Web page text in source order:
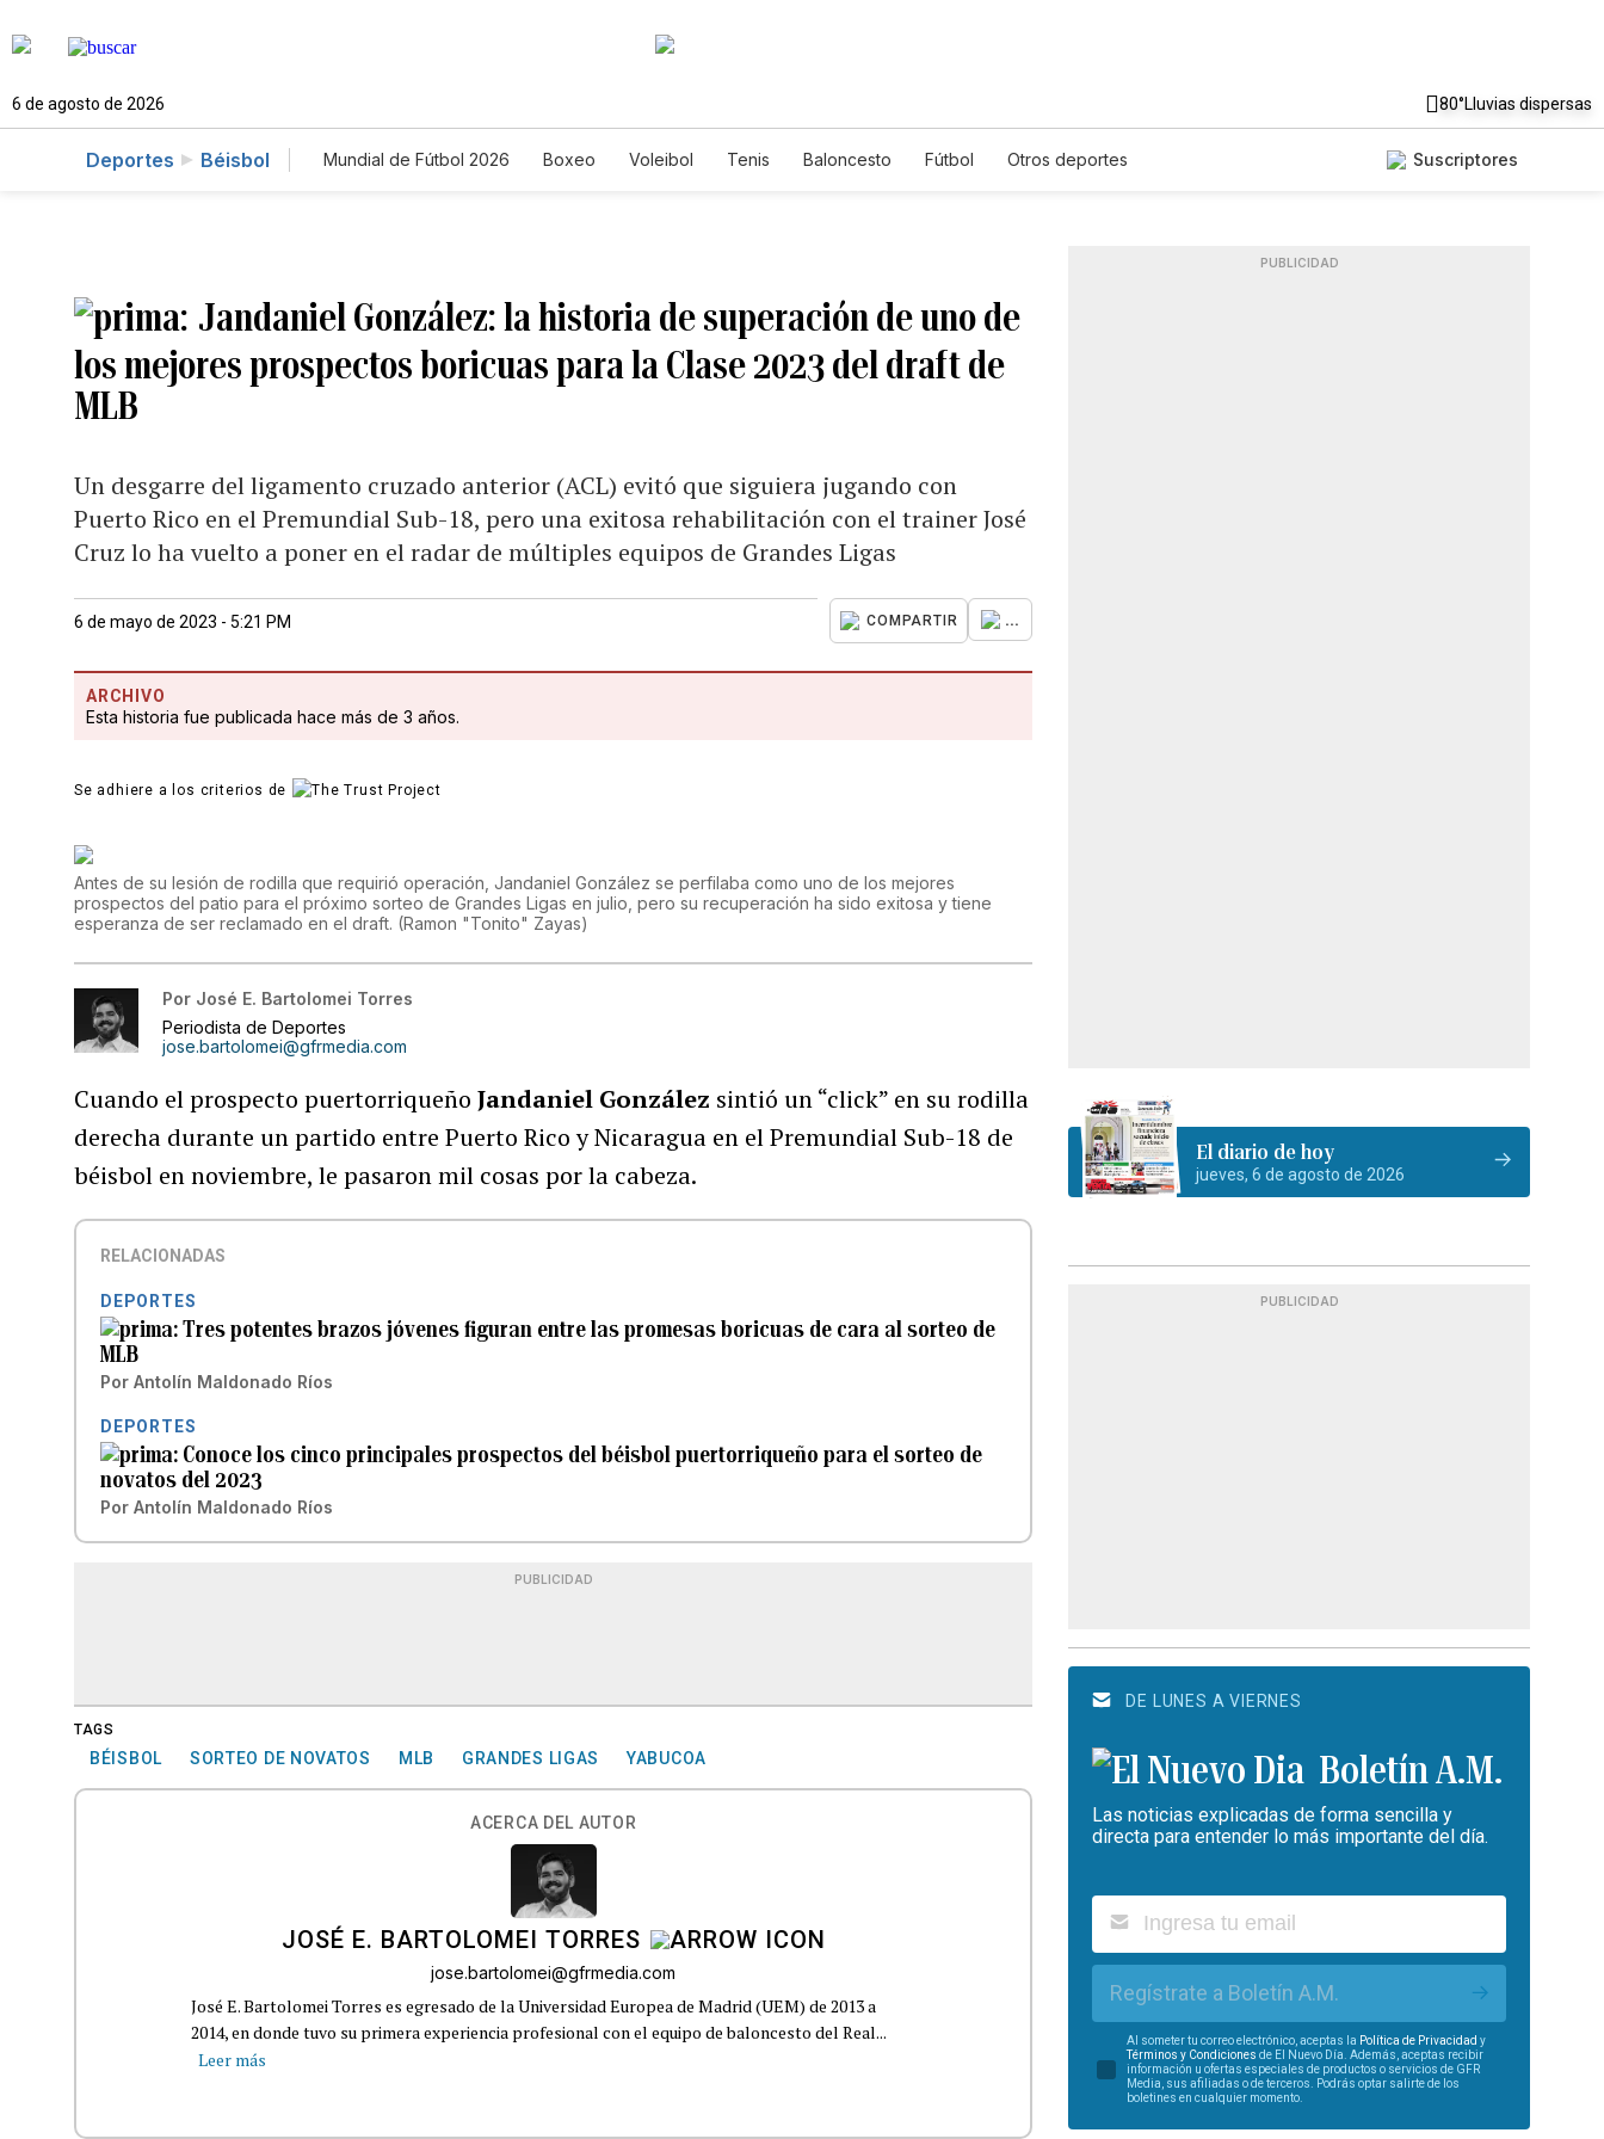
6 de agosto de 2026 80°Lluvias dispersas
Deportes Béisbol Mundial de Fútbol 2026 Boxeo Voleibol Tenis Baloncesto Fútbol Otros deportes Suscriptores
Jandaniel González: la historia de superación de uno de
los mejores prospectos boricuas para la Clase 2023 del draft de
MLB
Un desgarre del ligamento cruzado anterior (ACL) evitó que siguiera jugando con
Puerto Rico en el Premundial Sub-18, pero una exitosa rehabilitación con el trainer José
Cruz lo ha vuelto a poner en el radar de múltiples equipos de Grandes Ligas
6 de mayo de 2023 - 5:21 PM COMPARTIR ...
ARCHIVO
Esta historia fue publicada hace más de 3 años.
Se adhiere a los criterios de
Antes de su lesión de rodilla que requirió operación, Jandaniel González se perfilaba como uno de los mejores
prospectos del patio para el próximo sorteo de Grandes Ligas en julio, pero su recuperación ha sido exitosa y tiene
esperanza de ser reclamado en el draft. (Ramon "Tonito" Zayas)
Por José E. Bartolomei Torres
Periodista de Deportes
jose.bartolomei@gfrmedia.com
Cuando el prospecto puertorriqueñoJandaniel González sintió un “click” en su rodilla
derecha durante un partido entre Puerto Rico y Nicaragua en el Premundial Sub-18 de
béisbol en noviembre, le pasaron mil cosas por la cabeza.
RELACIONADAS
DEPORTES
Tres potentes brazos jóvenes figuran entre las promesas boricuas de cara al sorteo de
MLB
Por Antolín Maldonado Ríos
DEPORTES
Conoce los cinco principales prospectos del béisbol puertorriqueño para el sorteo de
novatos del 2023
Por Antolín Maldonado Ríos
PUBLICIDAD
TAGS
BÉISBOL SORTEO DE NOVATOS MLB GRANDES LIGAS YABUCOA
ACERCA DEL AUTOR
JOSÉ E. BARTOLOMEI TORRES
jose.bartolomei@gfrmedia.com
José E. Bartolomei Torres es egresado de la Universidad Europea de Madrid (UEM) de 2013 a
2014, en donde tuvo su primera experiencia profesional con el equipo de baloncesto del Real...
Leer más
PUBLICIDAD
El diario de hoy
jueves, 6 de agosto de 2026
PUBLICIDAD
DE LUNES A VIERNES
Boletín A.M.
Las noticias explicadas de forma sencilla y
directa para entender lo más importante del día.
Regístrate a Boletín A.M.
Al someter tu correo electrónico, aceptas la Política de Privacidad y
Términos y Condiciones de El Nuevo Día. Además, aceptas recibir
información u ofertas especiales de productos o servicios de GFR
Media, sus afiliadas o de terceros. Podrás optar salirte de los
boletines en cualquier momento.